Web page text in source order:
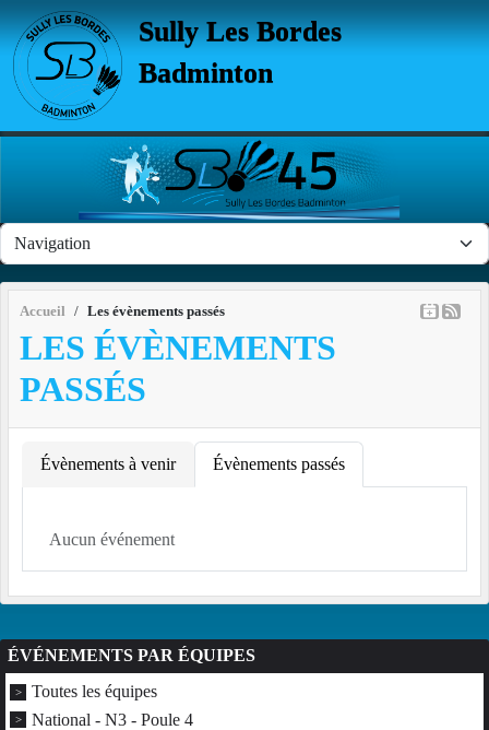
Sully Les Bordes
Badminton
Accueil Les évènements passés
LES ÉVÈNEMENTS
PASSÉS
Évènements à venir Évènements passés
Aucun événement
ÉVÉNEMENTS PAR ÉQUIPES
Toutes les équipes
National - N3 - Poule 4
Panneau de gestion des cookies